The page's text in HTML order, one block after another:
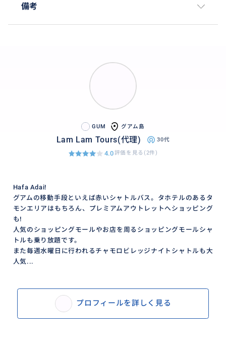
備考
GUM グアム島
Lam Lam Tours(代理) 30代
4.0評価を見る(2件)
Hafa Adai!
グアムの移動手段といえば赤いシャトルバス。タホテルのあるタ
モンエリアはもちろん、プレミアムアウトレットへショッピング
も!
人気のショッピングモールやお店を周るショッピングモールシャ
トルも乗り放題です。
また毎週水曜日に行われるチャモロビレッジナイトシャトルも大
人気...
プロフィールを詳しく見る